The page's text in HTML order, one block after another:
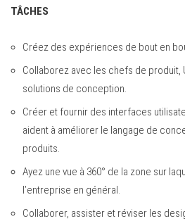
TÂCHES
Créez des expériences de bout en
Collaborez avec les chefs de produit,
solutions de conception.
Créer et fournir des interfaces
aident à améliorer le langage de
produits.
Ayez une vue à 360° de la zone sur
l’entreprise en général.
Collaborer, assister et réviser les